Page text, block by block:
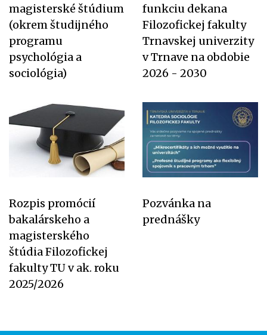
magisterské štúdium
(okrem študijného
programu
psychológia a
sociológia)
funkciu dekana
Filozofickej fakulty
Trnavskej univerzity
v Trnave na obdobie
2026 - 2030
Rozpis promócií
bakalárskeho a
magisterského
štúdia Filozofickej
fakulty TU v ak. roku
2025/2026
Pozvánka na
prednášky